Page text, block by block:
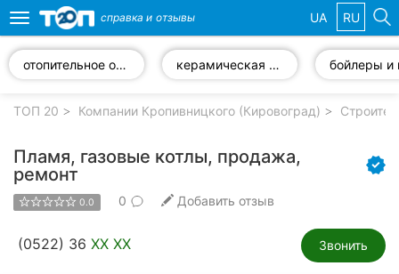
компании
Популярные
рубрики:
Стоматологии
Toggle
navigation
справка и отзывы UA RU
отопительное оборудование керамическая плитка
ТОП 20 Компании Кропивницкого (Кировоград)
Пламя, газовые котлы, продажа,
ремонт
0.0 0 Добавить отзыв
(0522) 36 XX XX Звонить